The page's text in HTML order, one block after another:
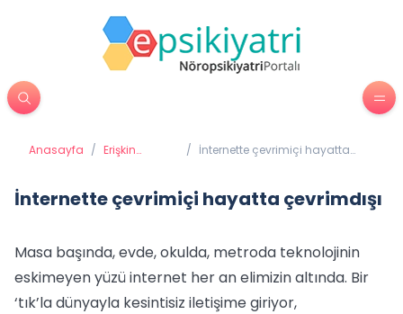
Anasayfa / Erişkin
/ İnternette çevrimiçi hayatta
İnternette çevrimiçi hayatta çevrimdışı
Masa başında, evde, okulda, metroda teknolojinin
eskimeyen yüzü internet her an elimizin altında. Bir
‘tık’la dünyayla kesintisiz iletişime giriyor,